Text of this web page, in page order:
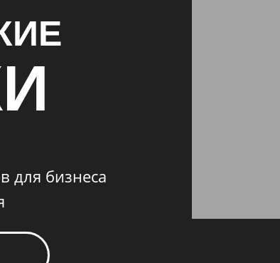
для бизнеса